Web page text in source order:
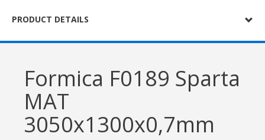
PRODUCT DETAILS
Formica F0189 Sparta
MAT
3050x1300x0,7mm